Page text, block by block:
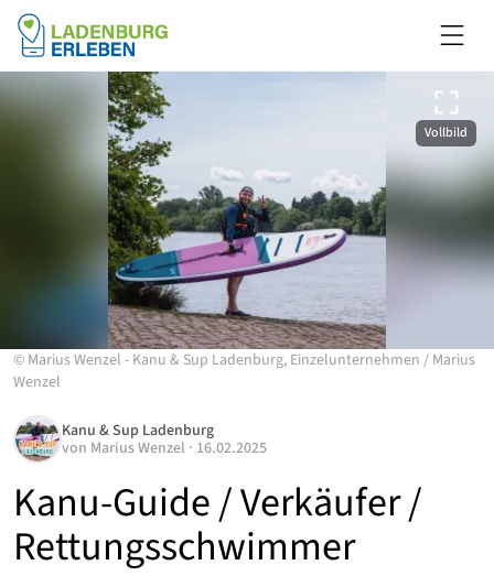
Vollbild
© Marius Wenzel - Kanu & Sup Ladenburg, Einzelunternehmen / Marius
Wenzel
Kanu-Guide / Verkäufer /
Rettungsschwimmer
Kanu & Sup Ladenburg
von Marius Wenzel · 16.02.2025